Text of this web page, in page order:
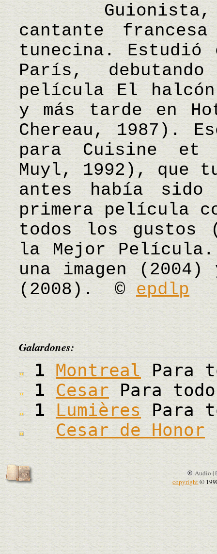
Guionista,
cantante
tunecina. Estudió
París,
película El halcón
y más tarde en
Chereau, 1987).
para Cuisine et
Muyl, 1992), que
antes había
primera película
todos los gustos
la Mejor Película.
una imagen
(2008). ©epdlp
Galardones:
1Montreal Para
1CesarPara
1Lumières Para
Cesar de Honor
Audio |
copyright©